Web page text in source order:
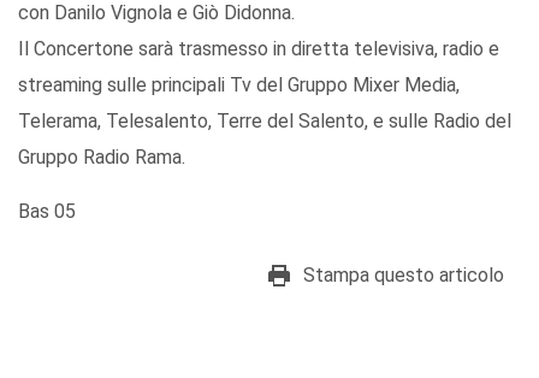
con Danilo Vignola e Giò Didonna.
Il Concertone sarà trasmesso in diretta televisiva, radio e
streaming sulle principali Tv del Gruppo Mixer Media,
Telerama, Telesalento, Terre del Salento, e sulle Radio del
Gruppo Radio Rama.
Bas 05
Stampa questo articolo